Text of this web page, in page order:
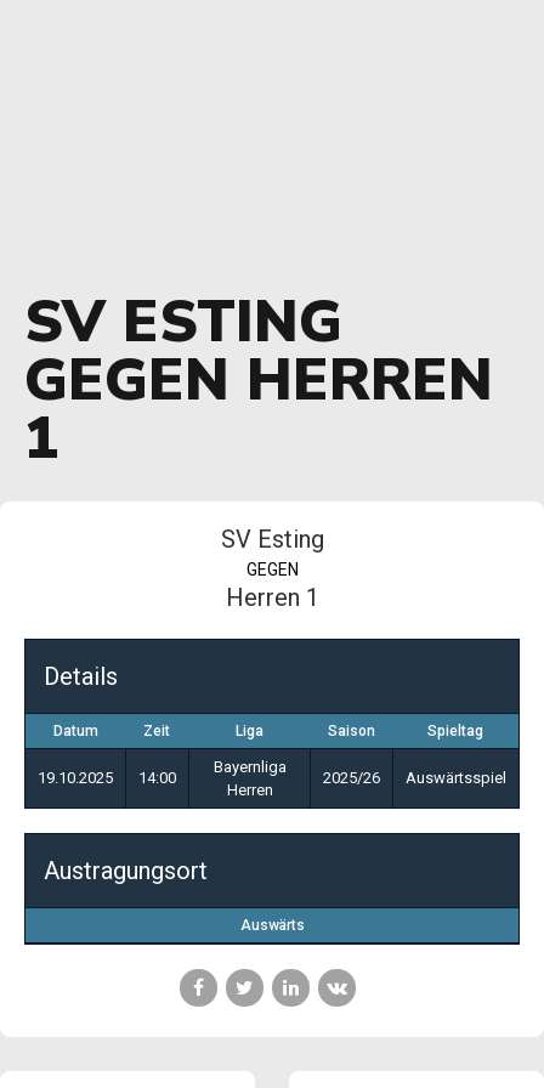
SV ESTING
GEGEN HERREN
1
SV Esting
GEGEN
Herren 1
Details
Datum Zeit Liga Saison Spieltag
19.10.2025 14:00
Bayernliga
Herren
2025/26 Auswärtsspiel
Austragungsort
Auswärts